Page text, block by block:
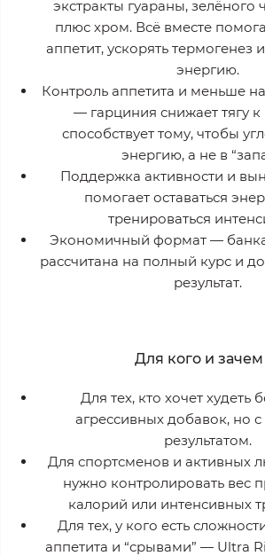
экстракты гуараны, зелёного
плюс хром. Всё вместе
аппетит, ускорять термогенез
энергию.
Контроль аппетита и меньше
— гарциния снижает тягу к
способствует тому, чтобы
энергию, а не в
Поддержка активности и
помогает оставаться
тренироваться
Экономичный формат —
рассчитана на полный курс и
результат.
Для кого и зачем
Для тех, кто хочет худеть
агрессивных добавок, но
результатом.
Для спортсменов и активных
нужно контролировать вес
калорий или интенсивных
Для тех, у кого есть
аппетита и “срывами” — Ultra